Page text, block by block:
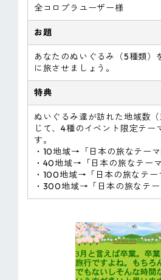
全コロプラユーザー様
お題
あなたのぬいぐるみ（5種類）
に旅させましょう。
特典
ぬいぐるみ達が訪れた地域数
じて、4種のイベント限定テー
す。
・10地域→「日本の旅なテーマ
・40地域→「日本の旅なテー
・100地域→「日本の旅なテー
・300地域→「日本の旅なテー